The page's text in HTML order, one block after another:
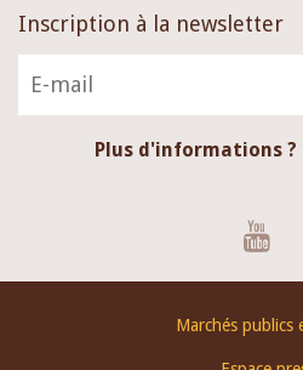
Inscription à la newsletter
Plus d'informations ?
Marchés publics